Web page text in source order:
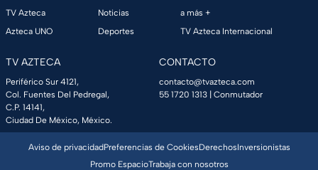
TV Azteca
Azteca UNO
Noticias
Deportes
a más +
TV Azteca Internacional
TV AZTECA
Periférico Sur 4121,
Col. Fuentes Del Pedregal,
C.P. 14141,
Ciudad De México, México.
CONTACTO
contacto@tvazteca.com
55 1720 1313 | Conmutador
Aviso de privacidadPreferencias de CookiesDerechosInversionistas
Promo EspacioTrabaja con nosotros